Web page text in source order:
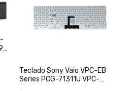
Teclado Sony Vaio VPC-EB
Series PCG-71311U VPC-